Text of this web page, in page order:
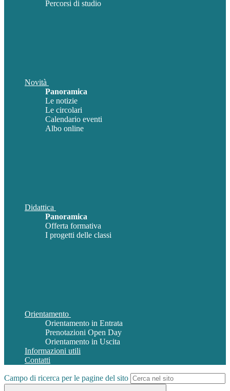
Percorsi di studio
Novità
Panoramica
Le notizie
Le circolari
Calendario eventi
Albo online
Didattica
Panoramica
Offerta formativa
I progetti delle classi
Orientamento
Orientamento in Entrata
Prenotazioni Open Day
Orientamento in Uscita
Informazioni utili
Contatti
Campo di ricerca per le pagine del sito